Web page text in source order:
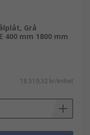
Grå
400 mm 1800 mm
18 519,32 kr/enhet